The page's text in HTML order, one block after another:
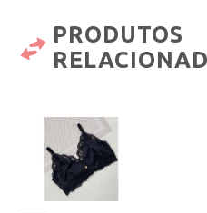
PRODUTOS